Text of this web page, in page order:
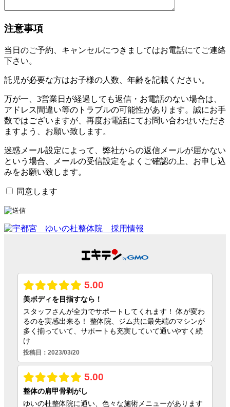
注意事項
当日のご予約、キャンセルにつきましてはお電話にてご連絡
下さい。
託児が必要な方はお子様の人数、年齢を記載ください。
万が一、3営業日が経過しても返信・お電話のない場合は、
アドレス間違い等のトラブルの可能性があります。誠にお手
数ではございますが、再度お電話にてお問い合わせいただき
ますよう、お願い致します。
迷惑メール設定によって、弊社からの返信メールが届かない
という場合、メールの受信設定をよくご確認の上、お申し込
みをお願い致します。
同意します